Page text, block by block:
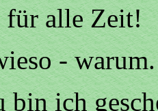
für alle Zeit!
- warum.
bin ich